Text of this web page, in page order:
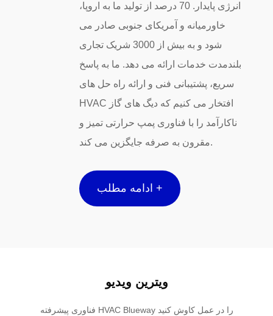
انرژی پایدار. 70 درصد از تولید ما به اروپا،
خاورمیانه و آمریکای جنوبی صادر می
شود و به بیش از 3000 شریک تجاری
بلندمدت خدمات ارائه می دهد. ما به پاسخ
سریع، پشتیبانی فنی و ارائه راه حل های
HVAC افتخار می کنیم که دیگ های گاز
ناکارآمد را با فناوری پمپ حرارتی تمیز و
مقرون به صرفه جایگزین می کند.
ادامه مطلب +
ویترین ویدیو
فناوری پیشرفته HVAC Blueway را در عمل کاوش کنید